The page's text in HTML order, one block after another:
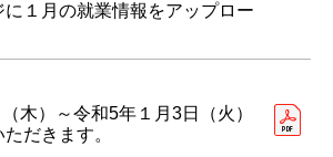
１月の就業情報をアップロー
木）～令和5年１月3日（火）
だきます。